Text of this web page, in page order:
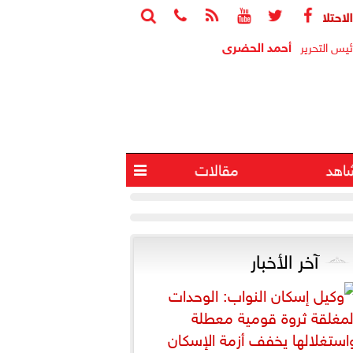





 4 آخرين في انفجار جنوب لبنان
التحرير أحمد الحضرى
مقالات 
آخر الأخبار